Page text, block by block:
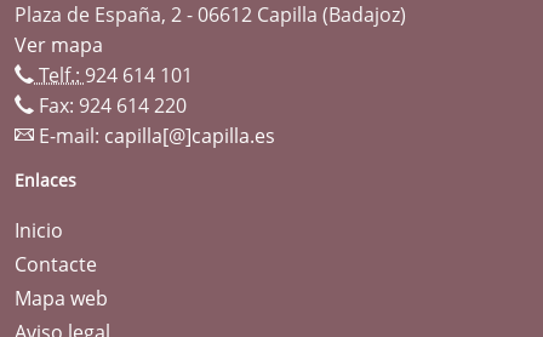
Plaza de España, 2 - 06612 Capilla (Badajoz)
Ver mapa
Telf.: 924 614 101
Fax: 924 614 220
E-mail: capilla[@]capilla.es
Enlaces
Inicio
Contacte
Mapa web